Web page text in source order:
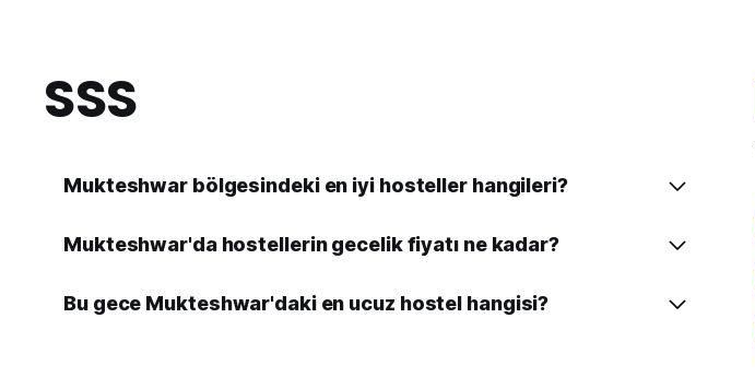
SSS
Mukteshwar bölgesindeki en iyi hosteller hangileri?
Mukteshwar'da hostellerin gecelik fiyatı ne kadar?
Bu gece Mukteshwar'daki en ucuz hostel hangisi?